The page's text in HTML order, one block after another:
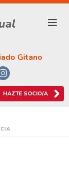
Gitano
HAZTE SOCIO/A